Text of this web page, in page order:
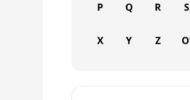
P Q R S
X Y Z